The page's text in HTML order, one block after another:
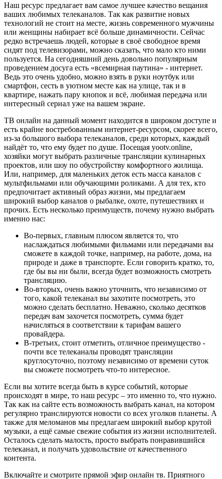
Наш ресурс предлагает вам самое лучшее качество вещания
ваших любимых телеканалов. Так как развитие новых
технологий не стоит на месте, жизнь современного мужчины
или женщины набирает всё больше динамичности. Сейчас
редко встречаешь людей, которые в своё свободное время
сидят под телевизорами, можно сказать, что мало кто ними
пользуется. На сегодняшний день довольно популярным
проведением досуга есть «всемирная паутина» - интернет.
Ведь это очень удобно, можно взять в руки ноутбук или
смартфон, сесть в уютном месте как на улице, так и в
квартире, нажать пару кнопок и всё, любимая передача или
интересный сериал уже на вашем экране.
ТВ онлайн на данный момент находится в широком доступе и
есть крайне востребованным интернет-ресурсом, скорее всего,
из-за большого выбора телеканалов, среди которых, каждый
найдёт то, что ему будет по душе. Посещая yootv.online,
хозяйки могут выбрать различные трансляции кулинарных
проектов, или шоу по обустройству комфортного жилища.
Или, например, для маленьких деток есть масса каналов с
мультфильмами или обучающими роликами. А для тех, кто
предпочитает активный образ жизни, мы предлагаем
широкий выбор каналов о рыбалке, охоте, путешествиях и
прочих. Есть несколько преимуществ, почему нужно выбрать
именно нас:
Во-первых, главным плюсом является то, что
наслаждаться любимыми фильмами или передачами вы
сможете в каждой точке, например, на работе, дома, на
природе и даже в транспорте. Если говорить кратко, то,
где бы вы ни были, всегда будет возможность смотреть
трансляцию.
Во-вторых, очень важно уточнить, что независимо от
того, какой телеканал вы захотите посмотреть, это
можно сделать бесплатно. Неважно, сколько десятков
передач вам захочется посмотреть, сумма будет
начисляться в соответствии к тарифам вашего
провайдера.
В-третьих, стоит отметить, отличное преимущество -
почти все телеканалы проводят трансляции
круглосуточно, поэтому независимо от времени суток
вы сможете посмотреть что-то интересное.
Если вы хотите всегда быть в курсе событий, которые
происходят в мире, то наш ресурс – это именно то, что нужно.
Так как на сайте есть возможность выбрать канал, на котором
регулярно транслируются новости со всех уголков планеты. А
также для меломанов мы предлагаем широкий выбор крутой
музыки, а ещё самые свежие события из жизни исполнителей.
Осталось сделать малость, просто выбрать понравившийся
телеканал, и получать удовольствие от качественного
контента.
Включайте и смотрите прямой эфир онлайн тв. Приятного